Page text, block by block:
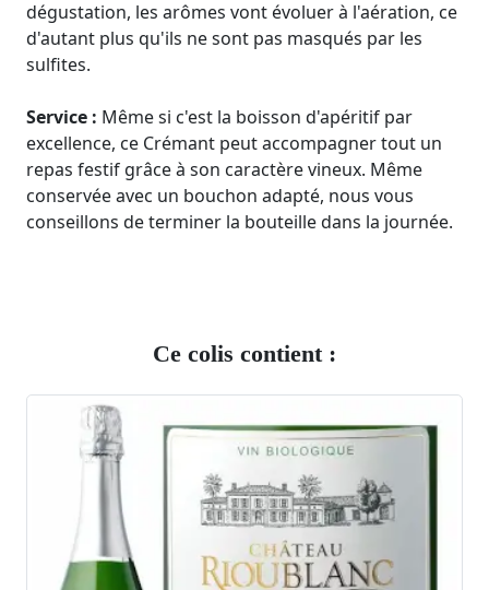
dégustation, les arômes vont évoluer à l'aération, ce
d'autant plus qu'ils ne sont pas masqués par les
sulfites.
Service : Même si c'est la boisson d'apéritif par
excellence, ce Crémant peut accompagner tout un
repas festif grâce à son caractère vineux. Même
conservée avec un bouchon adapté, nous vous
conseillons de terminer la bouteille dans la journée.
Ce colis contient :